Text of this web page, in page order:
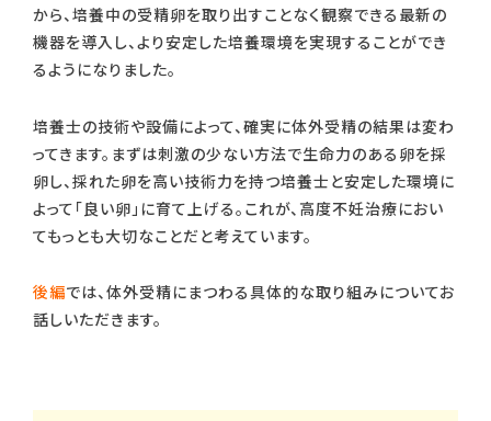
から、培養中の受精卵を取り出すことなく観察できる最新の
機器を導入し、より安定した培養環境を実現することができ
るようになりました。
培養士の技術や設備によって、確実に体外受精の結果は変わ
ってきます。まずは刺激の少ない方法で生命力のある卵を採
卵し、採れた卵を高い技術力を持つ培養士と安定した環境に
よって「良い卵」に育て上げる。これが、高度不妊治療におい
てもっとも大切なことだと考えています。
後編では、体外受精にまつわる具体的な取り組みについてお
話しいただきます。